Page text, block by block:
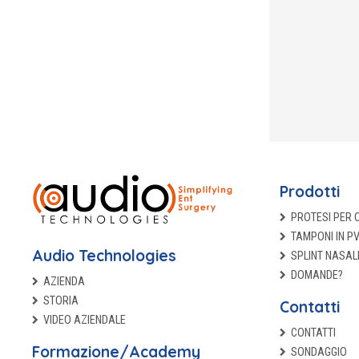
Audio Technologies
AZIENDA
STORIA
VIDEO AZIENDALE
Formazione/Academy
Prodotti
PROTESI PER
TAMPONI IN
SPLINT
DOMANDE?
Contatti
CONTATTI
SONDAGGIO